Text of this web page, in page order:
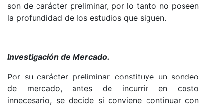
son de carácter preliminar, por lo tanto no poseen
la profundidad de los estudios que siguen.
Investigación de Mercado.
Por su carácter preliminar, constituye un sondeo
de mercado, antes de incurrir en costo
innecesario, se decide si conviene continuar con